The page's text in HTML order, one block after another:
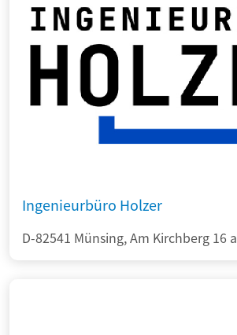
Ingenieurbüro Holzer
D-82541 Münsing, Am Kirchberg 16 a